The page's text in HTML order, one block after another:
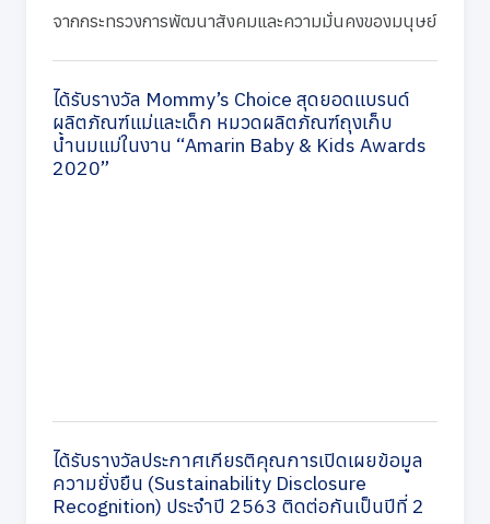
จากกระทรวงการพัฒนาสังคมและความมั่นคงของมนุษย์
ได้รับรางวัล Mommy’s Choice สุดยอดแบรนด์
ผลิตภัณฑ์แม่และเด็ก หมวดผลิตภัณฑ์ถุงเก็บ
น้ำนมแม่ในงาน “Amarin Baby & Kids Awards
2020”
ได้รับรางวัลประกาศเกียรติคุณการเปิดเผยข้อมูล
ความยั่งยืน (Sustainability Disclosure
Recognition) ประจำปี 2563 ติดต่อกันเป็นปีที่ 2